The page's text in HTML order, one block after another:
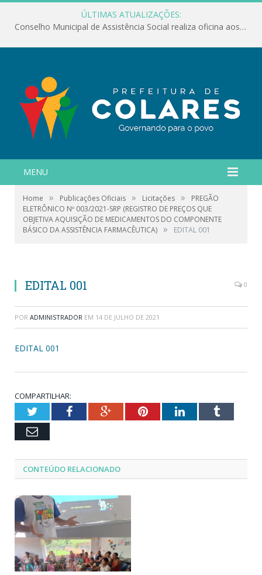
ÚLTIMAS ATUALIZAÇÕES:
Conselho Municipal de Assistência Social realiza oficina aos servidores
MENU
Home » Publicações Oficiais » Licitações »
PREGÃO
ELETRÔNICO Nº 003/2021-SRP (REGISTRO DE PREÇOS QUE
OBJETIVA AQUISIÇÃO DE MEDICAMENTOS DO COMPONENTE
BÁSICO DA ASSISTÊNCIA FARMACÊUTICA) » EDITAL 001
EDITAL 001 0
POR ADMINISTRADOR EM 14 DE JULHO DE 2021
EDITAL 001
COMPARTILHAR:
TwitterFacebookGoogle+PinterestLinkedInTumblr
Email
CONTEÚDO RELACIONADO